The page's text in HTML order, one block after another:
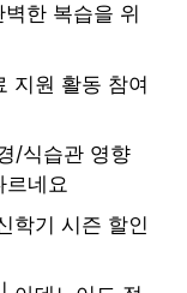
한 복습을 위
지원 활동 참여
/식습관 영향
르네요
학기 시즌 할인